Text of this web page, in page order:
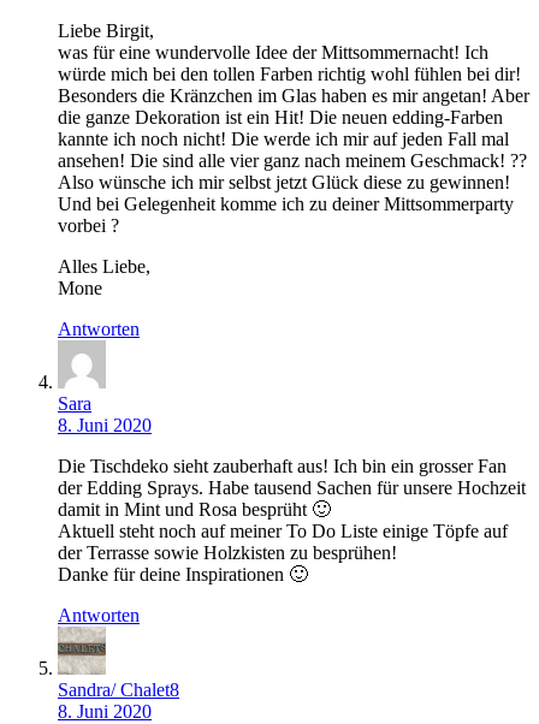
Liebe Birgit,
was für eine wundervolle Idee der Mittsommernacht! Ich
würde mich bei den tollen Farben richtig wohl fühlen bei dir!
Besonders die Kränzchen im Glas haben es mir angetan! Aber
die ganze Dekoration ist ein Hit! Die neuen edding-Farben
kannte ich noch nicht! Die werde ich mir auf jeden Fall mal
ansehen! Die sind alle vier ganz nach meinem Geschmack! ??
Also wünsche ich mir selbst jetzt Glück diese zu gewinnen!
Und bei Gelegenheit komme ich zu deiner Mittsommerparty
vorbei ?
Alles Liebe,
Mone
Antworten
Sara
8. Juni 2020
Die Tischdeko sieht zauberhaft aus! Ich bin ein grosser Fan
der Edding Sprays. Habe tausend Sachen für unsere Hochzeit
damit in Mint und Rosa besprüht 🙂
Aktuell steht noch auf meiner To Do Liste einige Töpfe auf
der Terrasse sowie Holzkisten zu besprühen!
Danke für deine Inspirationen 🙂
Antworten
Sandra/ Chalet8
8. Juni 2020